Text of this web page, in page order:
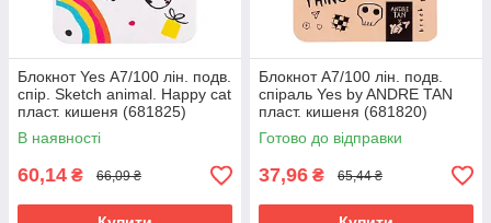
Блокнот Yes А7/100 лін. подв.
спір. Sketch animal. Happy cat
пласт. кишеня (681825)
В наявності
60,14 ₴ 66,09 ₴
Блокнот А7/100 лін. подв.
спіраль Yes by ANDRE TAN
пласт. кишеня (681820)
Готово до відправки
37,96 ₴ 65,44 ₴